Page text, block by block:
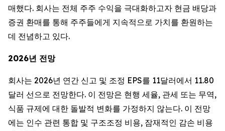
매했다. 회사는 전체 주주 수익을 극대화하고자 현금 배당과
증권 환매를 통해 주주들에게 지속적으로 가치를 환원하는
데 전념하고 있다.
2026년 전망
회사는 2026년 연간 신고 및 조정 EPS를 11달러에서 11.80
달러 선으로 전망한다. 이 전망은 현행 세율, 관세 또는 무역,
식품 규제에 대한 돌발적 변화를 가정하지 않는다. 이 전망
에는 인수 관련 통합 및 구조조정 비용, 잠재적인 감손 비용